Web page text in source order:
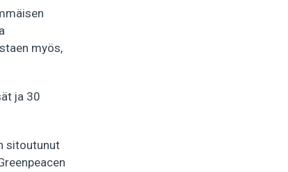
myös,
ja 30
sitoutunut